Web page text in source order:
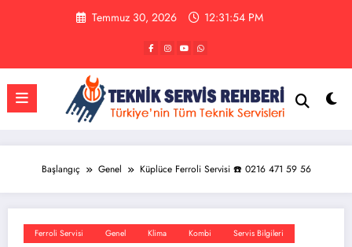
Temmuz 30, 2026 12:31:55 PM
Başlangıç Genel Küplüce Ferroli Servisi ☎️ 0216 471 59 56
Ferroli Servisi Genel Klima Kombi Servis Bilgileri